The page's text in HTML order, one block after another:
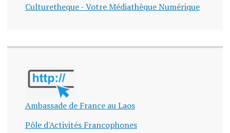
Culturetheque - Votre Médiathèque Numérique
Ambassade de France au Laos
Pôle d'Activités Francophones